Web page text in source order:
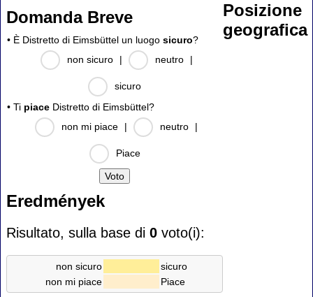
Domanda Breve
• È Distretto di Eimsbüttel un luogo sicuro?
non sicuro
| neutro |
sicuro
• Ti piace Distretto di Eimsbüttel?
non mi piace
| neutro |
Piace
Eredmények
Risultato, sulla base di 0 voto(i):
non sicuro
sicuro
non mi piace
Piace
Posizione
geografica